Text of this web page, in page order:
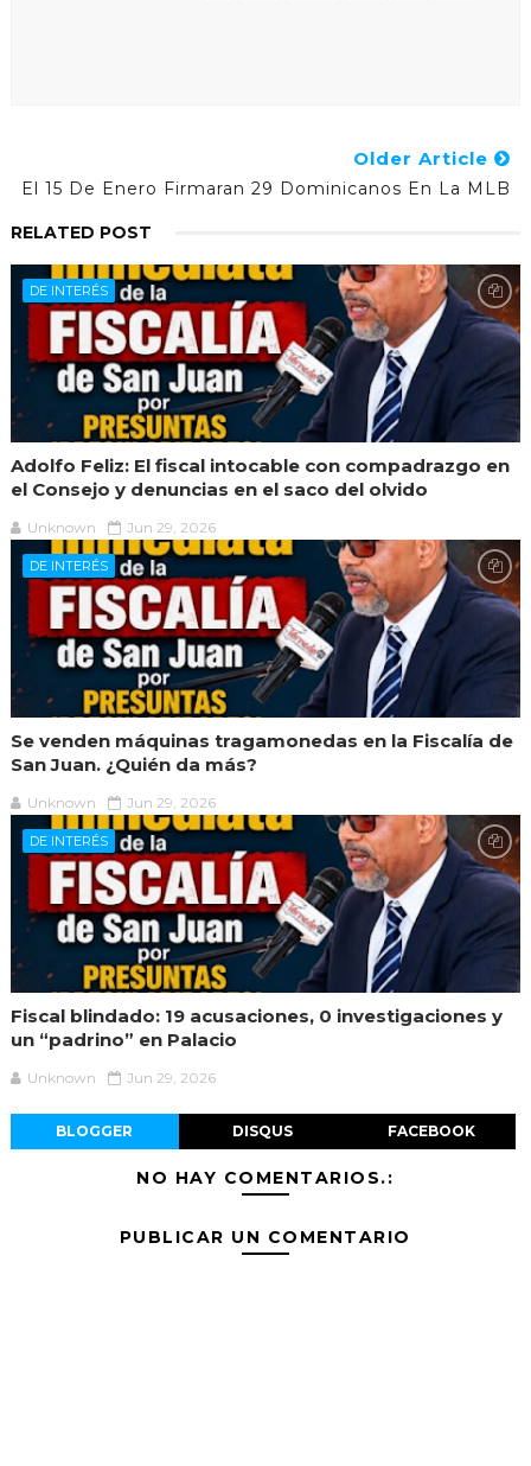
Older Article
El 15 De Enero Firmaran 29 Dominicanos En La MLB
RELATED POST
DE INTERÉS
Adolfo Feliz: El fiscal intocable con compadrazgo en
el Consejo y denuncias en el saco del olvido
Unknown Jun 29, 2026
DE INTERÉS
Se venden máquinas tragamonedas en la Fiscalía de
San Juan. ¿Quién da más?
Unknown Jun 29, 2026
DE INTERÉS
Fiscal blindado: 19 acusaciones, 0 investigaciones y
un “padrino” en Palacio
Unknown Jun 29, 2026
BLOGGER DISQUS FACEBOOK
NO HAY COMENTARIOS.:
PUBLICAR UN COMENTARIO